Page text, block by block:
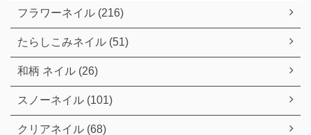
フラワーネイル (216)
たらしこみネイル (51)
和柄 ネイル (26)
スノーネイル (101)
クリアネイル (68)